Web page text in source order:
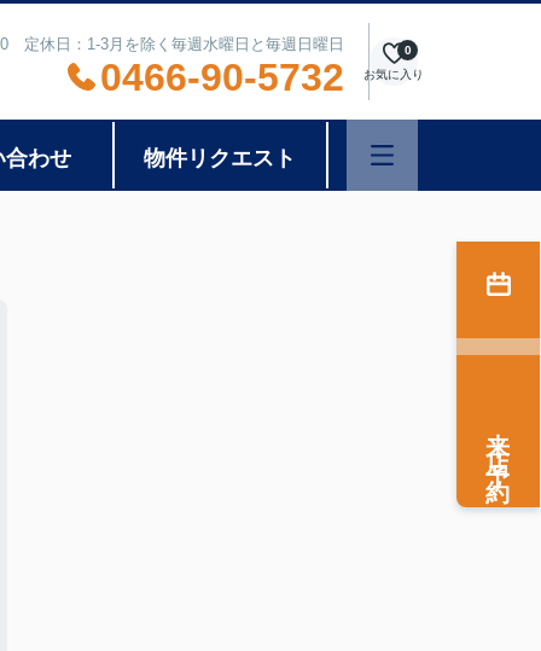
定休日：1-3月を除く毎週水曜日と毎週日曜日
0466-90-5732 お気に入り
0
合わせ 物件リクエスト
来店予約